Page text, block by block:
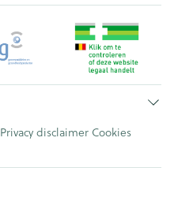
Privacy disclaimer Cookies